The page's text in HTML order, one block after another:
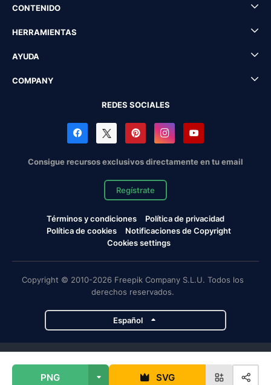
PNG SVG
CONTENIDO
HERRAMIENTAS
AYUDA
COMPANY
REDES SOCIALES
Consigue recursos exclusivos directamente en tu email
Regístrate
Términos y condiciones
Política de privacidad
Política de cookies
Notificaciones de Copyright
Cookies settings
Copyright © 2010-2026 Freepik Company S.L.U. Todos los
derechos reservados.
Español